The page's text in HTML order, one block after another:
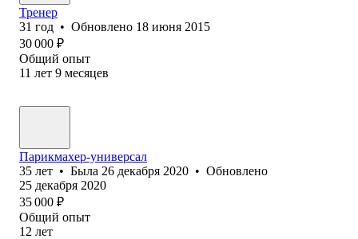
Тренер
31 год • Обновлено 18 июня 2015
30 000 ₽
Общий опыт
11 лет 9 месяцев
Парикмахер-универсал
35 лет • Была 26 декабря 2020 • Обновлено
25 декабря 2020
35 000 ₽
Общий опыт
12 лет